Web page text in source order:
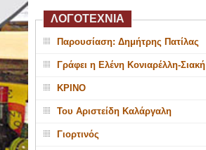
ΛΟΓΟΤΕΧΝΙΑ
Παρουσίαση: Δημήτρης Πατίλας
Γράφει η Ελένη Κονιαρέλλη-Σιακή
ΚΡΙΝΟ
Του Αριστείδη Καλάργαλη
Γιορτινός